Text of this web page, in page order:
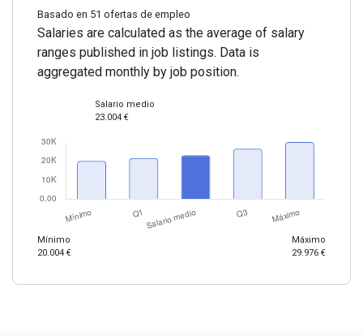
Basado en 51 ofertas de empleo
Salaries are calculated as the average of salary
ranges published in job listings. Data is
aggregated monthly by job position.
Mínimo
20.004 €
Salario medio
23.004 €
Máximo
29.976 €